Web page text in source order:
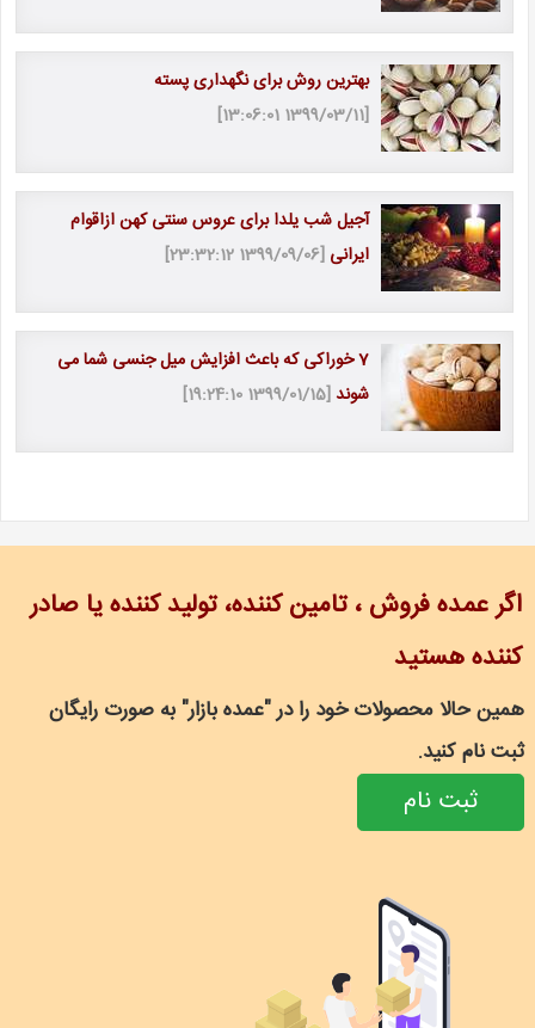
بهترین روش برای نگهداری پسته
[1399/03/11 13:06:01]
آجیل شب یلدا برای عروس سنتی کهن ازاقوام
ایرانی [1399/09/06 23:32:12]
7 خوراکی که باعث افزایش میل جنسی شما می
شوند[1399/01/15 19:24:10]
اگر عمده فروش ، تامین کننده، تولید کننده یا صادر
کننده هستید
همین حالا محصولات خود را در "عمده بازار" به صورت رایگان
ثبت نام کنید.
ثبت نام